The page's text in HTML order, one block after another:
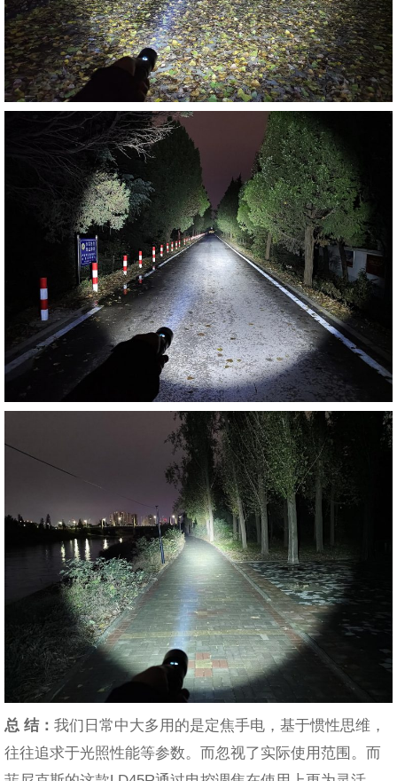
总 结： 我们日常中大多用的是定焦手电，基于惯性思维，
往往追求于光照性能等参数。而忽视了实际使用范围。而